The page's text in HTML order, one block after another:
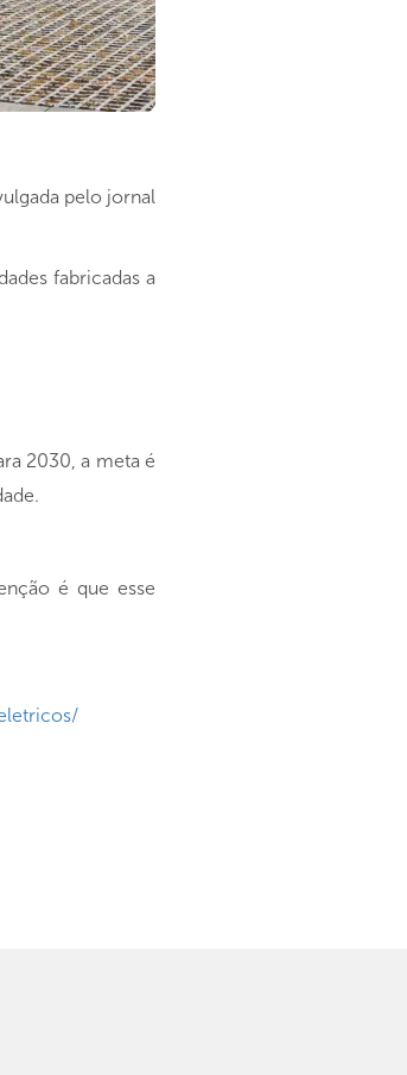
pelo jornal
fabricadas a
2030, a meta é
é que esse